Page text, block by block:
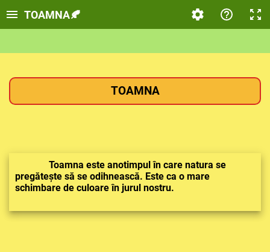
TOAMNA🍂
TOAMNA
Toamna este anotimpul în care natura se
pregătește să se odihnească. Este ca o mare
schimbare de culoareîn jurul nostru.